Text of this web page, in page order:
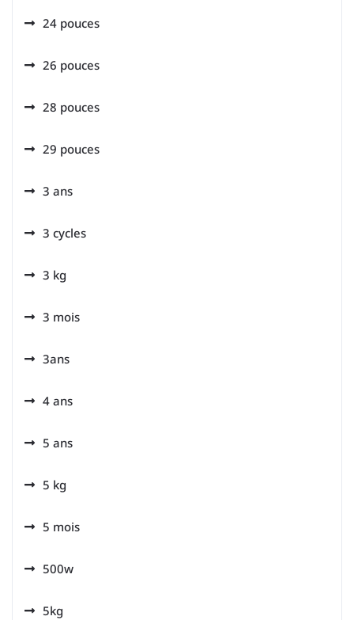
24 pouces
26 pouces
28 pouces
29 pouces
3 ans
3 cycles
3 kg
3 mois
3ans
4 ans
5 ans
5 kg
5 mois
500w
5kg